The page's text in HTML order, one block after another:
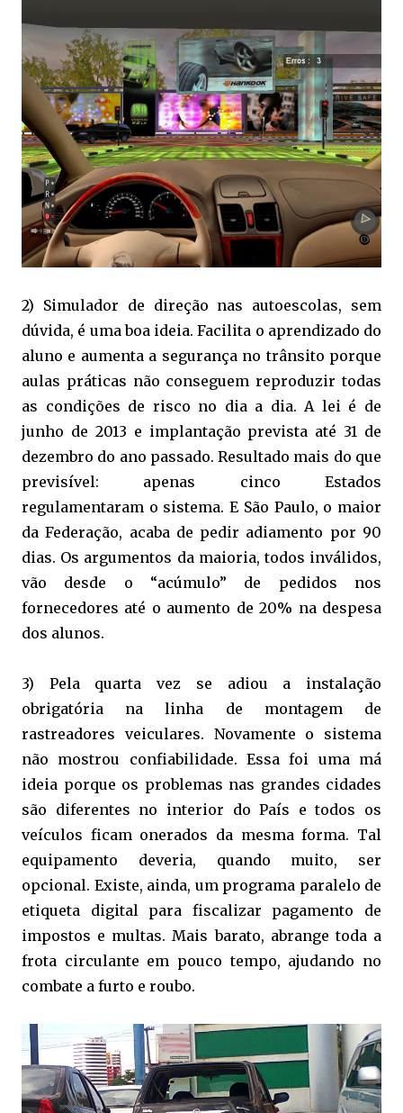
2) Simulador de direção nas autoescolas, sem
dúvida, é uma boa ideia. Facilita o aprendizado do
aluno e aumenta a segurança no trânsito porque
aulas práticas não conseguem reproduzir todas
as condições de risco no dia a dia. A lei é de
junho de 2013 e implantação prevista até 31 de
dezembro do ano passado. Resultado mais do que
previsível: apenas cinco Estados
regulamentaram o sistema. E São Paulo, o maior
da Federação, acaba de pedir adiamento por 90
dias. Os argumentos da maioria, todos inválidos,
vão desde o “acúmulo” de pedidos nos
fornecedores até o aumento de 20% na despesa
dos alunos.
3) Pela quarta vez se adiou a instalação
obrigatória na linha de montagem de
rastreadores veiculares. Novamente o sistema
não mostrou confiabilidade. Essa foi uma má
ideia porque os problemas nas grandes cidades
são diferentes no interior do País e todos os
veículos ficam onerados da mesma forma. Tal
equipamento deveria, quando muito, ser
opcional. Existe, ainda, um programa paralelo de
etiqueta digital para fiscalizar pagamento de
impostos e multas. Mais barato, abrange toda a
frota circulante em pouco tempo, ajudando no
combate a furto e roubo.